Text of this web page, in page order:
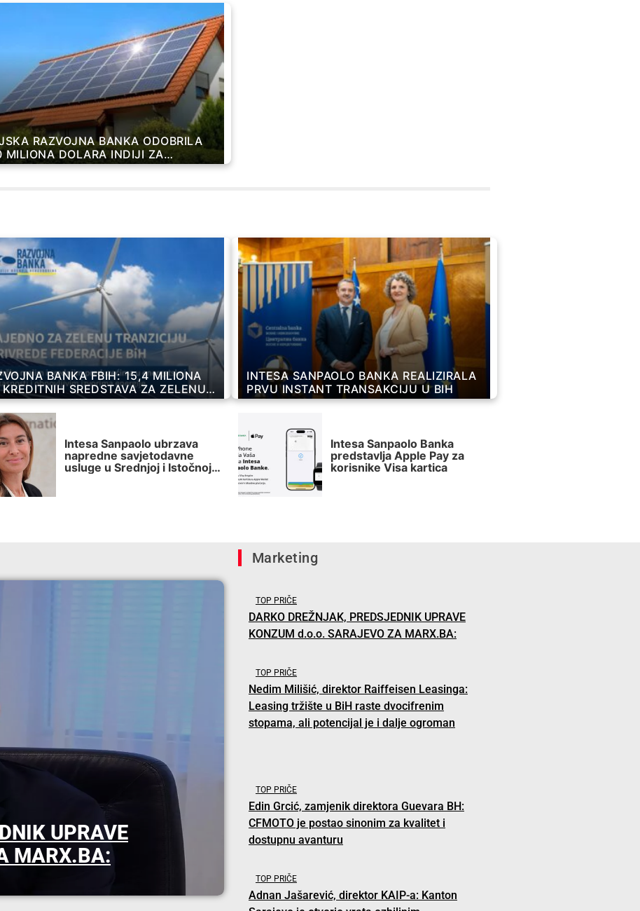
RAZVOJNA BANKA ODOBRILA
MILIONA DOLARA INDIJI ZA
PANELE NA KROVOVIMA
BANKA FBIH: 15,4 MILIONA
SREDSTAVA ZA ZELENU
PRIVREDE FEDERACIJE BIH
INTESA SANPAOLO BANKA REALIZIRALA
PRVU INSTANT TRANSAKCIJU U BIH
Intesa Sanpaolo ubrzava
napredne savjetodavne
usluge u Srednjoj i Istočnoj
Intesa Sanpaolo Banka
predstavlja Apple Pay za
korisnike Visa kartica
UPRAVE
MARX.BA:
Marketing
TOP PRIČE
DARKO DREŽNJAK, PREDSJEDNIK UPRAVE
KONZUM d.o.o. SARAJEVO ZA MARX.BA:
TOP PRIČE
Nedim Milišić, direktor Raiffeisen Leasinga:
Leasing tržište u BiH raste dvocifrenim
stopama, ali potencijal je i dalje ogroman
TOP PRIČE
Edin Grcić, zamjenik direktora Guevara BH:
CFMOTO je postao sinonim za kvalitet i
dostupnu avanturu
TOP PRIČE
Adnan Jašarević, direktor KAIP-a: Kanton